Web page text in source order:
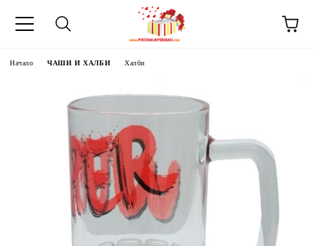
Начало ЧАШИ И ХАЛБИ Халби